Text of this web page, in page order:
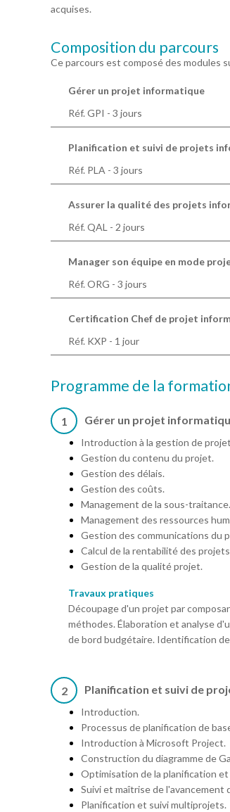
acquises.
Composition du parcours
Ce parcours est composé des modules
Gérer un projet informatique
Réf. GPI - 3 jours
Planification et suivi de projets
Réf. PLA - 3 jours
Assurer la qualité des projets
Réf. QAL - 2 jours
Manager son équipe en mode
Réf. ORG - 3 jours
Certification Chef de projet
Réf. KXP - 1 jour
Programme de la
1 Gérer un projet
Introduction à la gestion de
Gestion du contenu du projet.
Gestion des délais.
Gestion des coûts.
Management de la sous-traitance.
Management des ressources
Gestion des communications du
Calcul de la rentabilité des
Gestion de la qualité projet.
Travaux pratiques
Découpage d'un projet par
méthodes. Élaboration et analyse
de bord budgétaire. Identification
2 Planification et suivi de
Introduction.
Processus de planification de
Introduction à Microsoft Project.
Construction du diagramme de
Optimisation de la planification
Suivi et maîtrise de l'avancement
Planification et suivi multiprojets.